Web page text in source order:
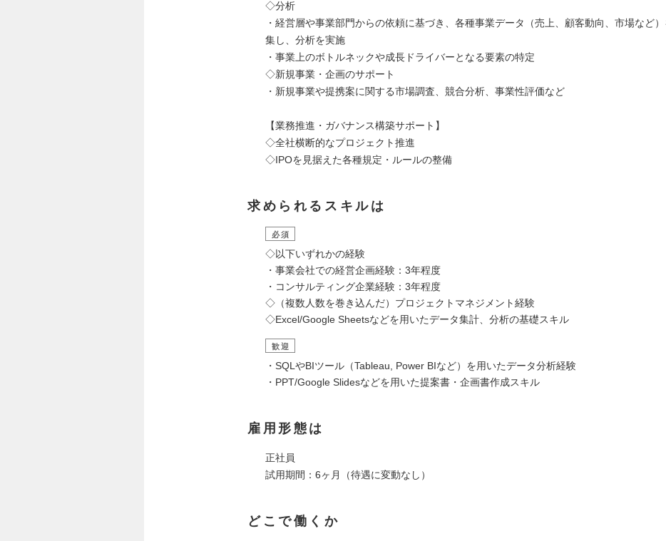
◇分析
・経営層や事業部門からの依頼に基づき、各種事業データ（売上、顧客動向、市場など）
集し、分析を実施
・事業上のボトルネックや成長ドライバーとなる要素の特定
◇新規事業・企画のサポート
・新規事業や提携案に関する市場調査、競合分析、事業性評価など
【業務推進・ガバナンス構築サポート】
◇全社横断的なプロジェクト推進
◇IPOを見据えた各種規定・ルールの整備
求められるスキルは
必須
◇以下いずれかの経験
・事業会社での経営企画経験：3年程度
・コンサルティング企業経験：3年程度
◇（複数人数を巻き込んだ）プロジェクトマネジメント経験
◇Excel/Google Sheetsなどを用いたデータ集計、分析の基礎スキル
歓迎
・SQLやBIツール（Tableau, Power BIなど）を用いたデータ分析経験
・PPT/Google Slidesなどを用いた提案書・企画書作成スキル
雇用形態は
正社員
試用期間：6ヶ月（待遇に変動なし）
どこで働くか